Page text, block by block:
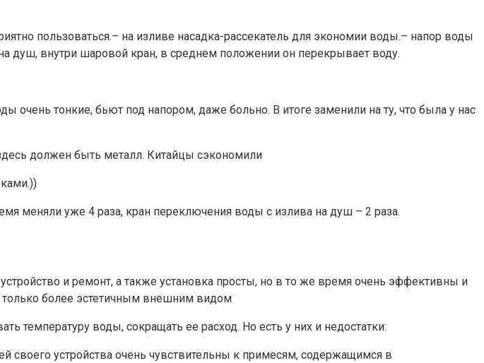
пользоваться.– на изливе насадка-рассекатель для экономии воды.– напор воды
душ, внутри шаровой кран, в среднем положении он перекрывает воду.
очень тонкие, бьют под напором, даже больно. В итоге заменили на ту, что была у нас
должен быть металл. Китайцы сэкономили
меняли уже 4 раза, кран переключения воды с излива на душ – 2 раза.
и ремонт, а также установка просты, но в то же время очень эффективны и
более эстетичным внешним видом
температуру воды, сокращать ее расход. Но есть у них и недостатки:
своего устройства очень чувствительны к примесям, содержащимся в